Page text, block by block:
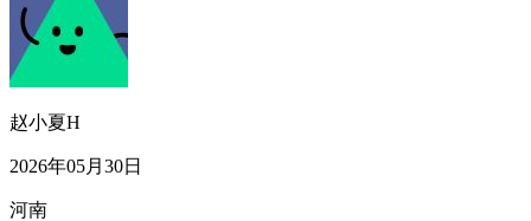
赵小夏H
2026年05月30日
河南